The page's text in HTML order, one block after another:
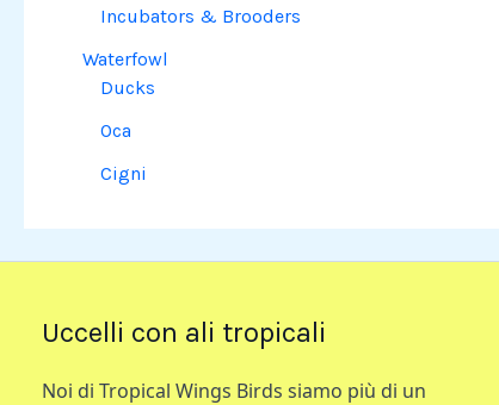
Incubators & Brooders
Waterfowl
Ducks
Oca
Cigni
Uccelli con ali tropicali
Noi di Tropical Wings Birds siamo più di un